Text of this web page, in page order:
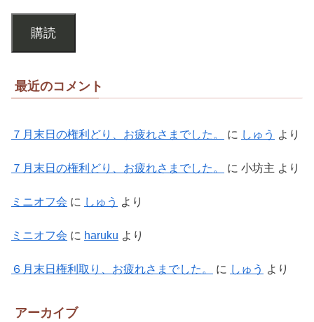
購読
最近のコメント
７月末日の権利どり、お疲れさまでした。 に しゅう より
７月末日の権利どり、お疲れさまでした。 に 小坊主 より
ミニオフ会 に しゅう より
ミニオフ会 に haruku より
６月末日権利取り、お疲れさまでした。 に しゅう より
アーカイブ